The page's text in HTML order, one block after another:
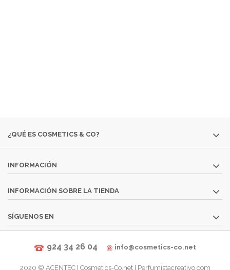
¿QUÉ ES COSMETICS & CO?
INFORMACIÓN
INFORMACIÓN SOBRE LA TIENDA
SÍGUENOS EN
924 34 26 04 info@cosmetics-co.net
2020 © ACENTEC| Cosmetics-Co.net | Perfumistacreativo.com